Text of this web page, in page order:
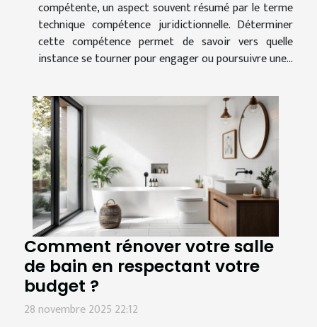
compétente, un aspect souvent résumé par le terme
technique compétence juridictionnelle. Déterminer
cette compétence permet de savoir vers quelle
instance se tourner pour engager ou poursuivre une...
Comment rénover votre salle
de bain en respectant votre
budget ?
28 novembre 2025 22:12